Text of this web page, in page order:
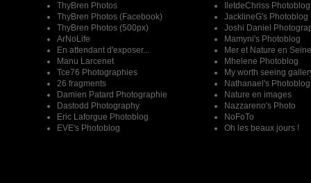
ThyBren Photos
ThyBren Photos (Facebook)
ThyBren Photos (500px)
ArNoLife
En attendant d'exposer...
Manu Larcenet
Tce76 Photographies
26 fragments
Damien Patard Photographie
Dastodd Photography
Eric Laforgue Photoblog
EVE's Photoblog
IletdeChriss Photoblog
JacklineG's Photoblog
Joshi Daniel
Mamyni's Photoblog
Mer et Nature en Seine
Mhelene Photoblog
My worth seeing
Nathanael's Photoblog
Nature en images
Nazzareno's Photo
NoFoTo
Oh les beaux jours !